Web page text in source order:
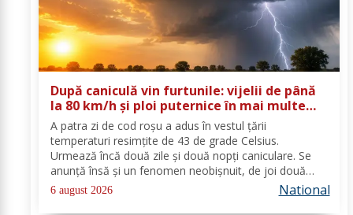
După caniculă vin furtunile: vijelii de până
la 80 km/h și ploi puternice în mai multe
zone
A patra zi de cod roşu a adus în vestul ţării
temperaturi resimţite de 43 de grade Celsius.
Urmează încă două zile şi două nopţi caniculare. Se
anunţă însă şi un fenomen neobişnuit, de joi două
alerte extreme vor fi în vigoare în acelaşi timp în mare
parte din ţară: un cod de caniculă şi unul de...
6 august 2026 National